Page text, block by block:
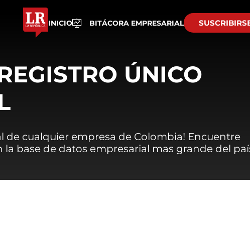
INICIO BITÁCORA EMPRESARIAL
ÚNICO
de cualquier empresa de Colombia! Encuentre
la base de datos empresarial mas grande del